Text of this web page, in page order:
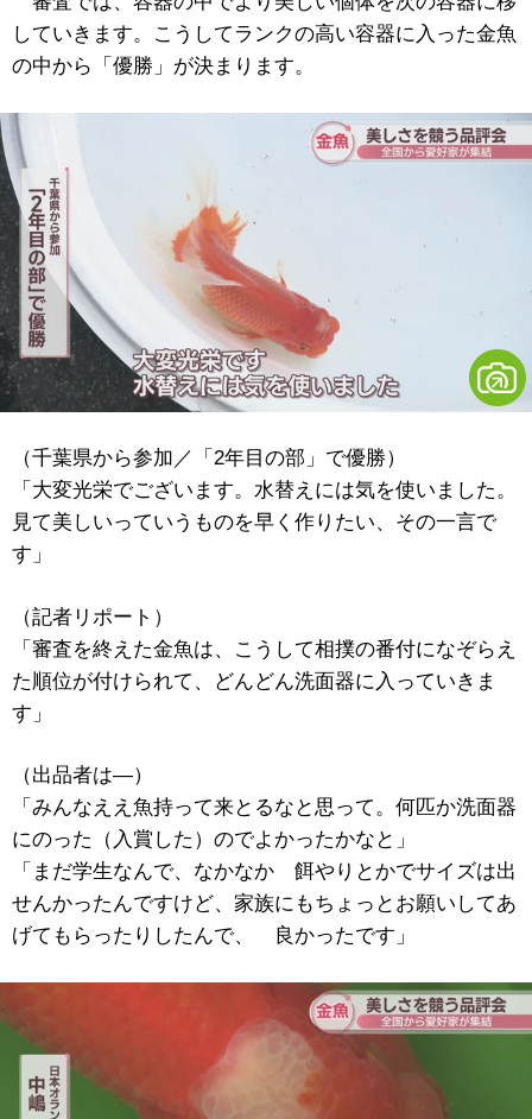
していきます。こうしてランクの高い容器に入った金魚
の中から「優勝」が決まります。
（千葉県から参加／「2年目の部」で優勝）
「大変光栄でございます。水替えには気を使いました。
見て美しいっていうものを早く作りたい、その一言で
す」
（記者リポート）
「審査を終えた金魚は、こうして相撲の番付になぞらえ
た順位が付けられて、どんどん洗面器に入っていきま
す」
（出品者は―）
「みんなええ魚持って来とるなと思って。何匹か洗面器
にのった（入賞した）のでよかったかなと」
「まだ学生なんで、なかなか 餌やりとかでサイズは出
せんかったんですけど、家族にもちょっとお願いしてあ
げてもらったりしたんで、 良かったです」